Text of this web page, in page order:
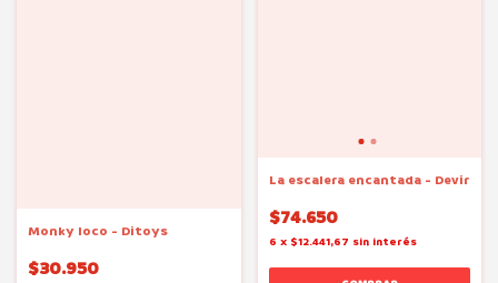
Monky loco - Ditoys
$30.950
La escalera encantada - Devir
$74.650
6 x $12.441,67 sin interés